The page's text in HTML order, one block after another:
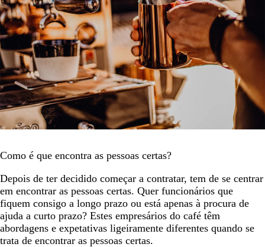
Como é que encontra as pessoas certas?
Depois de ter decidido começar a contratar, tem de se centrar
em encontrar as pessoas certas. Quer funcionários que
fiquem consigo a longo prazo ou está apenas à procura de
ajuda a curto prazo? Estes empresários do café têm
abordagens e expetativas ligeiramente diferentes quando se
trata de encontrar as pessoas certas.